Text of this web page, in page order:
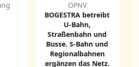
ÖPNV
BOGESTRA betreibt
U-Bahn,
Straßenbahn und
Busse. S-Bahn und
Regionalbahnen
ergänzen das Netz.